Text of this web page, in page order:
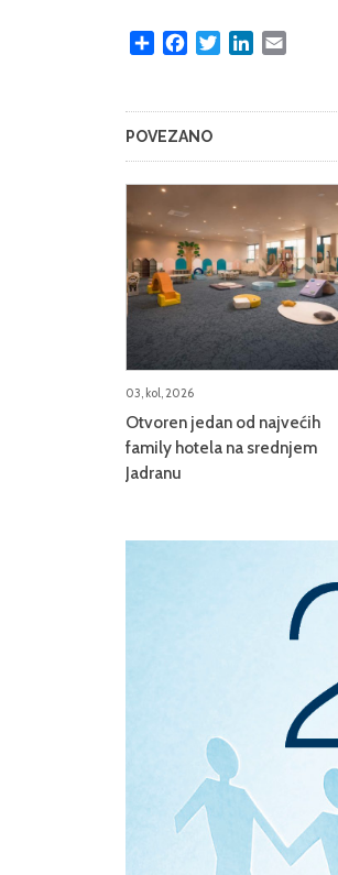
Share FacebookTwitterLinkedIn
POVEZANO
03, kol, 2026
Otvoren jedan od najvećih
family hotela na srednjem
Jadranu